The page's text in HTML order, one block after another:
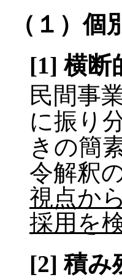
（１）
[1] 横断
民間事
に振り
きの簡
令解釈
視点か
採用を
[2] 積み